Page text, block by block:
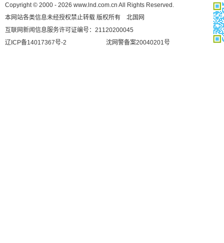
Copyright © 2000 - 2026 www.lnd.com.cn All Rights Reserved.
本网站各类信息未经授权禁止转载 版权所有 北国网
互联网新闻信息服务许可证编号：21120200045
辽ICP备14017367号-2
沈网警备案20040201号